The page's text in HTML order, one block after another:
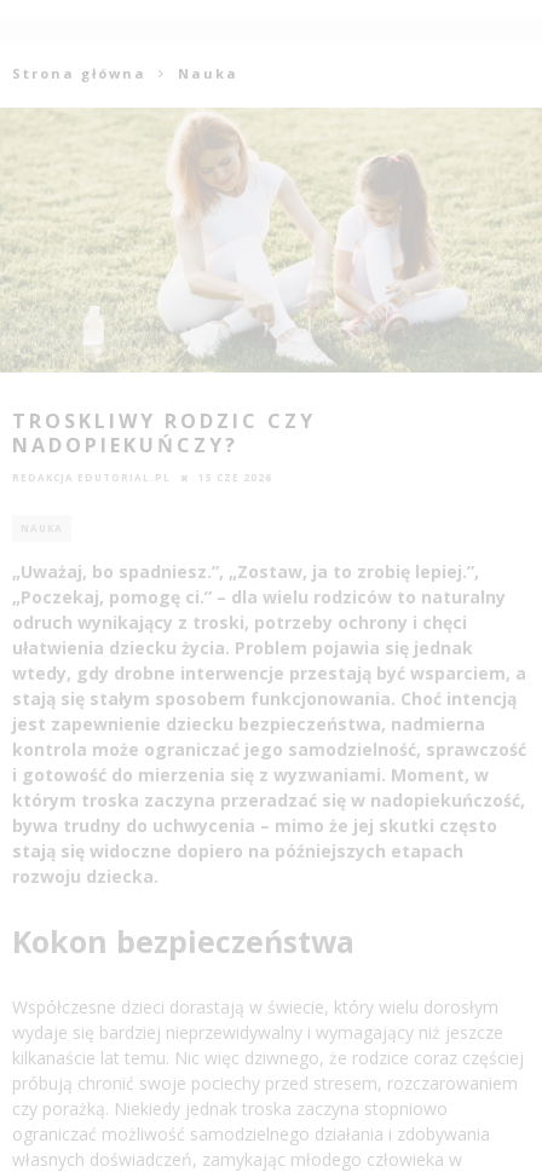
Strona główna Nauka
TROSKLIWY RODZIC CZY
NADOPIEKUŃCZY?
REDAKCJA EDUTORIAL.PL 15 CZE 2026
NAUKA
„Uważaj, bo spadniesz.”, „Zostaw, ja to zrobię lepiej.”,
„Poczekaj, pomogę ci.” – dla wielu rodziców to naturalny
odruch wynikający z troski, potrzeby ochrony i chęci
ułatwienia dziecku życia. Problem pojawia się jednak
wtedy, gdy drobne interwencje przestają być wsparciem, a
stają się stałym sposobem funkcjonowania. Choć intencją
jest zapewnienie dziecku bezpieczeństwa, nadmierna
kontrola może ograniczać jego samodzielność, sprawczość
i gotowość do mierzenia się z wyzwaniami. Moment, w
którym troska zaczyna przeradzać się w nadopiekuńczość,
bywa trudny do uchwycenia – mimo że jej skutki często
stają się widoczne dopiero na późniejszych etapach
rozwoju dziecka.
Kokon bezpieczeństwa
Współczesne dzieci dorastają w świecie, który wielu dorosłym
wydaje się bardziej nieprzewidywalny i wymagający niż jeszcze
kilkanaście lat temu. Nic więc dziwnego, że rodzice coraz częściej
próbują chronić swoje pociechy przed stresem, rozczarowaniem
czy porażką. Niekiedy jednak troska zaczyna stopniowo
ograniczać możliwość samodzielnego działania i zdobywania
własnych doświadczeń, zamykając młodego człowieka w